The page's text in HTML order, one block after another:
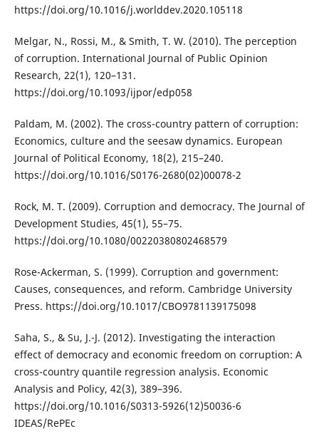
https://doi.org/10.1016/j.worlddev.2020.105118
Melgar, N., Rossi, M., & Smith, T. W. (2010). The perception
of corruption. International Journal of Public Opinion
Research, 22(1), 120–131.
https://doi.org/10.1093/ijpor/edp058
Paldam, M. (2002). The cross-country pattern of corruption:
Economics, culture and the seesaw dynamics. European
Journal of Political Economy, 18(2), 215–240.
https://doi.org/10.1016/S0176-2680(02)00078-2
Rock, M. T. (2009). Corruption and democracy. The Journal of
Development Studies, 45(1), 55–75.
https://doi.org/10.1080/00220380802468579
Rose-Ackerman, S. (1999). Corruption and government:
Causes, consequences, and reform. Cambridge University
Press. https://doi.org/10.1017/CBO9781139175098
Saha, S., & Su, J.-J. (2012). Investigating the interaction
effect of democracy and economic freedom on corruption: A
cross-country quantile regression analysis. Economic
Analysis and Policy, 42(3), 389–396.
https://doi.org/10.1016/S0313-5926(12)50036-6
IDEAS/RePEc